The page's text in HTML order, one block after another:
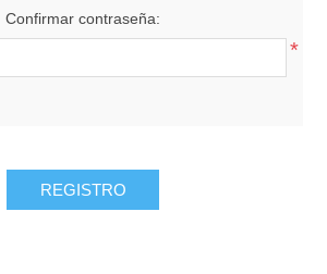
Confirmar contraseña:
*
REGISTRO